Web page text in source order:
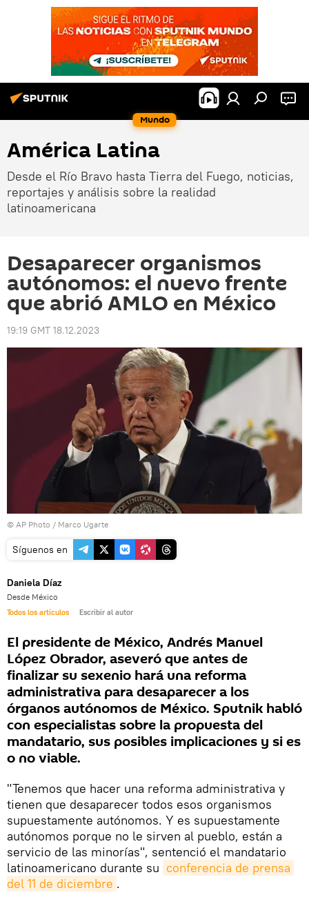
Mundo
América Latina
Desde el Río Bravo hasta Tierra del Fuego, noticias,
reportajes y análisis sobre la realidad
latinoamericana
Desaparecer organismos
autónomos: el nuevo frente
que abrió AMLO en México
19:19 GMT 18.12.2023
© AP Photo / Marco Ugarte
Síguenos en
Daniela Díaz
Desde México
Todos los artículos Escribir al autor
El presidente de México, Andrés Manuel
López Obrador, aseveró que antes de
finalizar su sexenio hará una reforma
administrativa para desaparecer a los
órganos autónomos de México. Sputnik habló
con especialistas sobre la propuesta del
mandatario, sus posibles implicaciones y si es
o no viable.
"Tenemos que hacer una reforma administrativa y
tienen que desaparecer todos esos organismos
supuestamente autónomos. Y es supuestamente
autónomos porque no le sirven al pueblo, están a
servicio de las minorías", sentenció el mandatario
latinoamericano durante su conferencia de prensa
del 11 de diciembre .